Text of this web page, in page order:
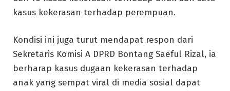
kasus kekerasan terhadap perempuan.
Kondisi ini juga turut mendapat respon dari
Sekretaris Komisi A DPRD Bontang Saeful Rizal, ia
berharap kasus dugaan kekerasan terhadap
anak yang sempat viral di media sosial dapat